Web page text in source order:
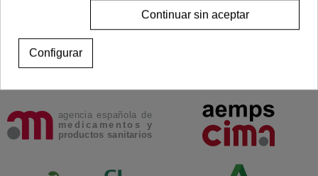
Continuar sin aceptar
Configurar